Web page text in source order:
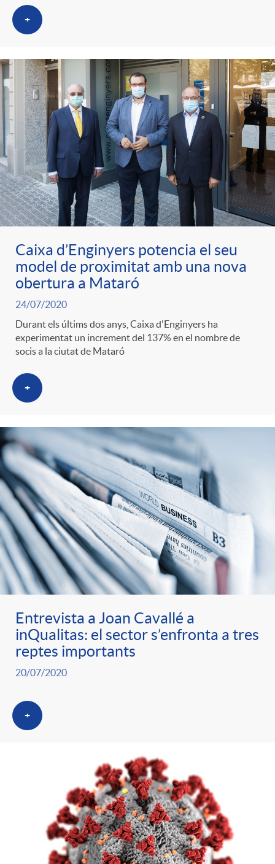
a
s
l
t
r
o
C
a
t
e
g
o
r
i
a
s
i
n
g
u
t
s
+
Caixa d’Enginyers potencia el seu
model de proximitat amb una nova
obertura a Mataró
24/07/2020
Durant els últims dos anys, Caixa d'Enginyers ha
experimentat un increment del 137% en el nombre de
socis a la ciutat de Mataró
+
Entrevista a Joan Cavallé a
inQualitas: el sector s’enfronta a tres
reptes importants
20/07/2020
+